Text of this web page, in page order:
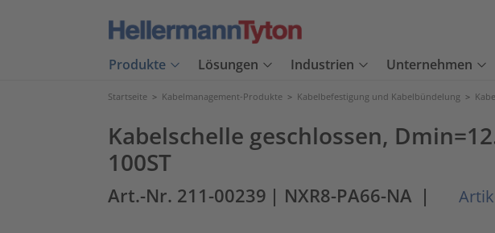
Produkte Lösungen Industrien Unternehmen
Startseite > Kabelmanagement-Produkte > Kabelbefestigung und Kabelbündelung >
Kabelschelle geschlossen,
100ST
Art.-Nr. 211-00239 | NXR8-PA66-NA |